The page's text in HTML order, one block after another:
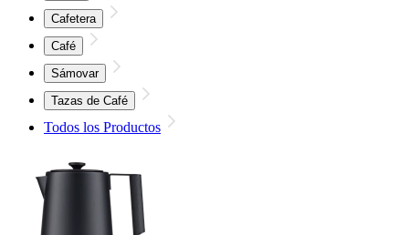
Cafetera
Café
Sámovar
Tazas de Café
Todos los Productos